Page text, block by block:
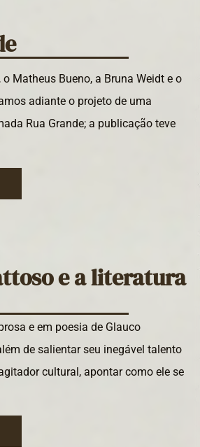
o Matheus Bueno, a Bruna Weidt e o
adiante o projeto de uma
Rua Grande; a publicação teve
e a literatura
e em poesia de Glauco
de salientar seu inegável talento
cultural, apontar como ele se